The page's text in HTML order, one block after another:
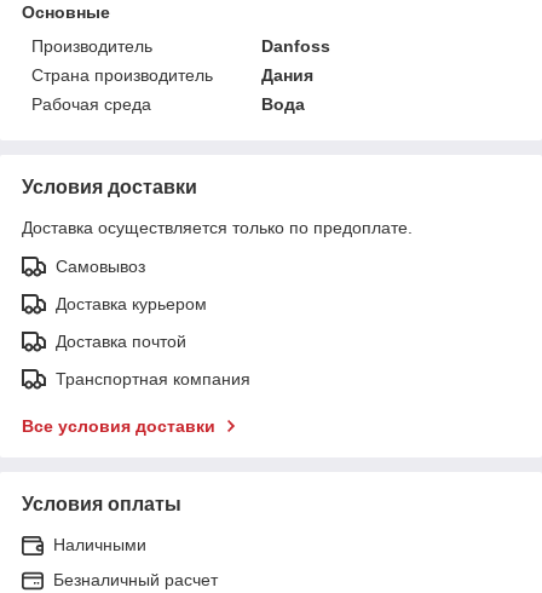
Основные
Производитель
Danfoss
Страна производитель
Дания
Рабочая среда
Вода
Условия доставки
Доставка осуществляется только по предоплате.
Самовывоз
Доставка курьером
Доставка почтой
Транспортная компания
Все условия доставки
Условия оплаты
Наличными
Безналичный расчет